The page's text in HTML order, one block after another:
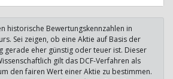
historische Bewertungskennzahlen in
Sei zeigen, ob eine Aktie auf Basis der
gerade eher günstig oder teuer ist. Dieser
gilt das DCF-Verfahren als
den fairen Wert einer Aktie zu bestimmen.